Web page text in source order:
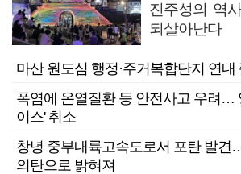
진주성의 역
되살아난다
마산 원도심 행정·주거복합단지 연내
폭염에 온열질환 등 안전사고 우려…
이스' 취소
창녕 중부내륙고속도로서 포탄 발견
의탄으로 밝혀져